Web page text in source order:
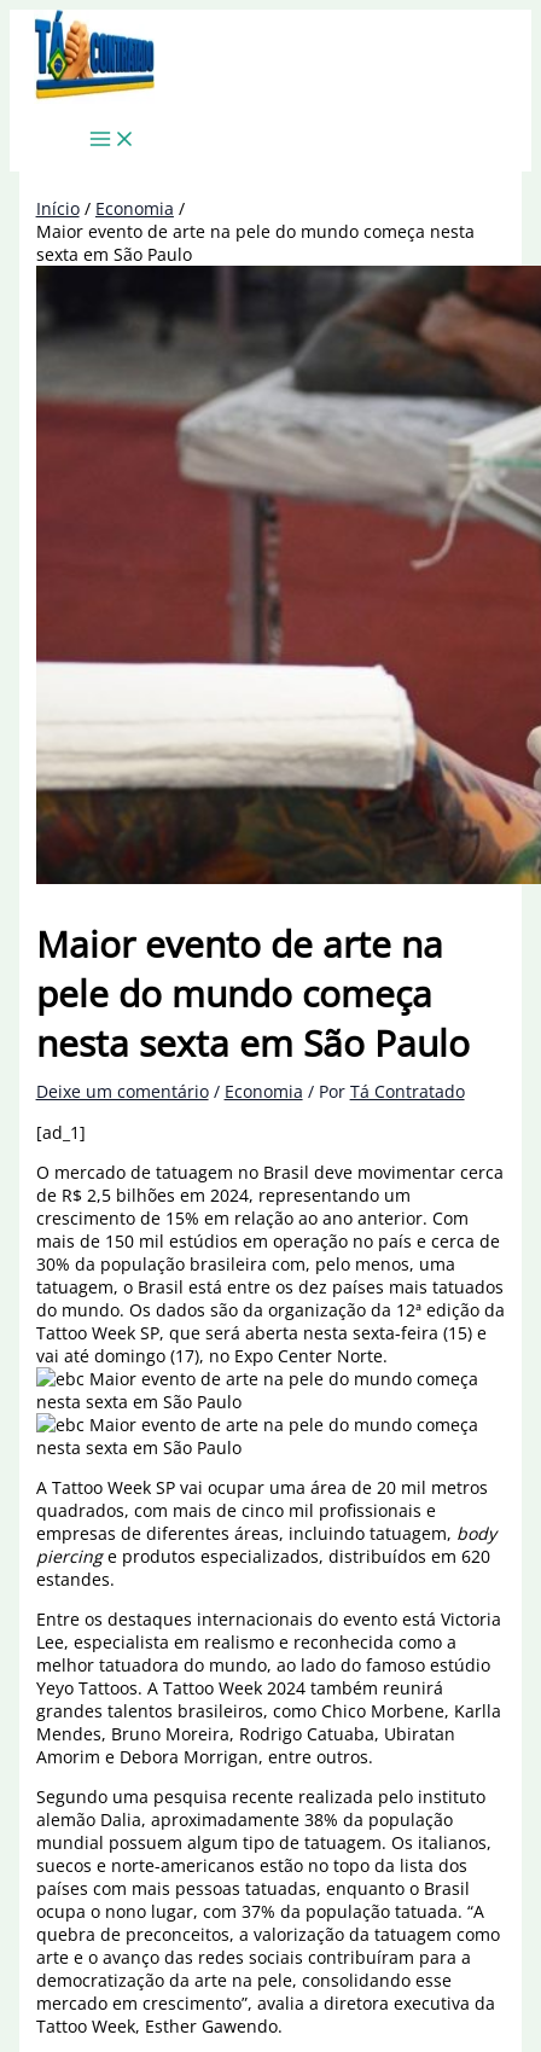
conteúdo
Início
Economia
Maior evento de arte na pele do mundo começa nesta
sexta em São Paulo
Maior evento de arte na
pele do mundo começa
nesta sexta em São Paulo
Deixe um comentário / Economia / Por Tá Contratado
[ad_1]
O mercado de tatuagem no Brasil deve movimentar cerca
de R$ 2,5 bilhões em 2024, representando um
crescimento de 15% em relação ao ano anterior. Com
mais de 150 mil estúdios em operação no país e cerca de
30% da população brasileira com, pelo menos, uma
tatuagem, o Brasil está entre os dez países mais tatuados
do mundo. Os dados são da organização da 12ª edição da
Tattoo Week SP, que será aberta nesta sexta-feira (15) e
vai até domingo (17), no Expo Center Norte.
A Tattoo Week SP vai ocupar uma área de 20 mil metros
quadrados, com mais de cinco mil profissionais e
empresas de diferentes áreas, incluindo tatuagem, body
piercinge produtos especializados, distribuídos em 620
estandes.
Entre os destaques internacionais do evento está Victoria
Lee, especialista em realismo e reconhecida como a
melhor tatuadora do mundo, ao lado do famoso estúdio
Yeyo Tattoos. A Tattoo Week 2024 também reunirá
grandes talentos brasileiros, como Chico Morbene, Karlla
Mendes, Bruno Moreira, Rodrigo Catuaba, Ubiratan
Amorim e Debora Morrigan, entre outros.
Segundo uma pesquisa recente realizada pelo instituto
alemão Dalia, aproximadamente 38% da população
mundial possuem algum tipo de tatuagem. Os italianos,
suecos e norte-americanos estão no topo da lista dos
países com mais pessoas tatuadas, enquanto o Brasil
ocupa o nono lugar, com 37% da população tatuada. “A
quebra de preconceitos, a valorização da tatuagem como
arte e o avanço das redes sociais contribuíram para a
democratização da arte na pele, consolidando esse
mercado em crescimento”, avalia a diretora executiva da
Tattoo Week, Esther Gawendo.